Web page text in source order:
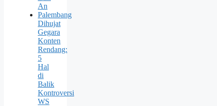
An
Palembang
Dihujat
Gegara
Konten
Rendang:
5
Hal
di
Balik
Kontroversi
WS